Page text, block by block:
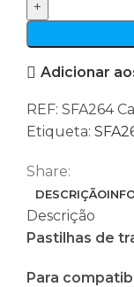
Pastilhas
EBCAdicionar
REF: SFA264
Etiqueta:
Share:
DESCRIÇÃO
Descrição
Pastilhas de
Para